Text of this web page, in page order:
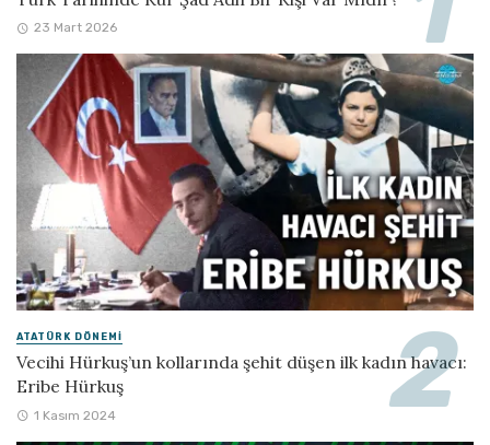
23 Mart 2026
ATATÜRK DÖNEMI
Vecihi Hürkuş’un kollarında şehit düşen ilk kadın havacı:
Eribe Hürkuş
1 Kasım 2024